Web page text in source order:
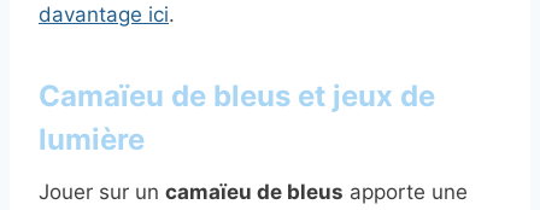
davantage ici.
Camaïeu de bleus et jeux de
lumière
Jouer sur un camaïeu de bleus apporte une